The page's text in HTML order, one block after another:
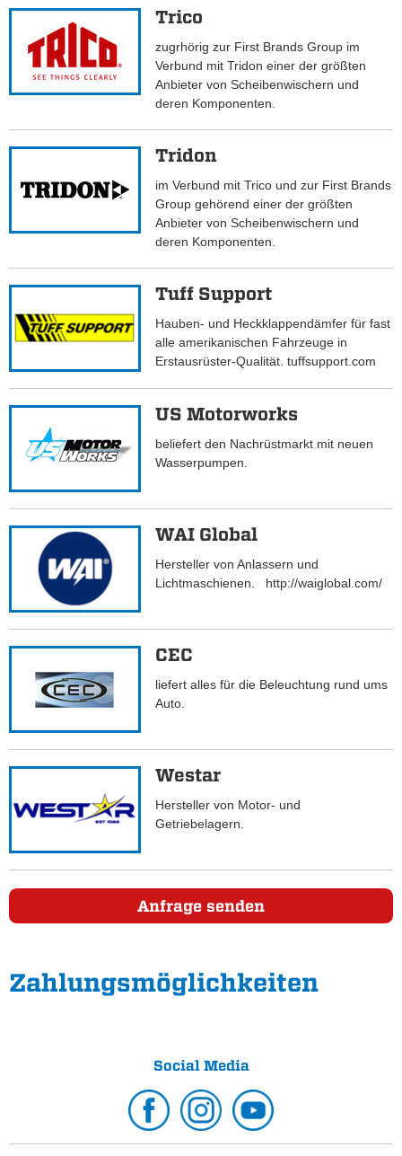
Trico
zugrhörig zur First Brands Group im
Verbund mit Tridon einer der größten
Anbieter von Scheibenwischern und
deren Komponenten.
Tridon
im Verbund mit Trico und zur First Brands
Group gehörend einer der größten
Anbieter von Scheibenwischern und
deren Komponenten.
Tuff Support
Hauben- und Heckklappendämfer für fast
alle amerikanischen Fahrzeuge in
Erstausrüster-Qualität. tuffsupport.com
US Motorworks
beliefert den Nachrüstmarkt mit neuen
Wasserpumpen.
WAI Global
Hersteller von Anlassern und
Lichtmaschienen. http://waiglobal.com/
CEC
liefert alles für die Beleuchtung rund ums
Auto.
Westar
Hersteller von Motor- und
Getriebelagern.
Anfrage senden
Zahlungs­möglichkeiten
Social Media